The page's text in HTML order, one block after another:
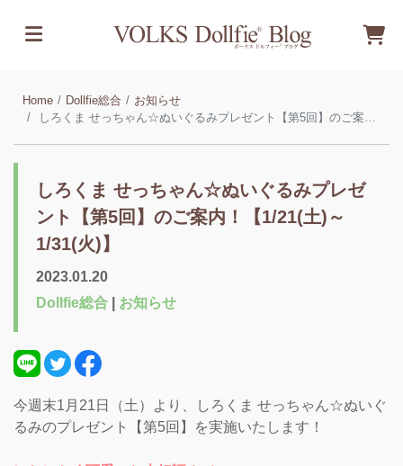
Home Dollfie総合
お知らせ
しろくま せっちゃん☆ぬいぐるみプレゼント【第5回】のご案内！【1/21(土)～1/31(火)】
しろくま せっちゃん☆ぬいぐるみプレゼ
ント【第5回】のご案内！【1/21(土)～
1/31(火)】
2023.01.20
Dollfie総合
お知らせ
今週末1月21日（土）より、しろくま せっちゃん☆ぬいぐ
るみのプレゼント【第5回】を実施いたします！